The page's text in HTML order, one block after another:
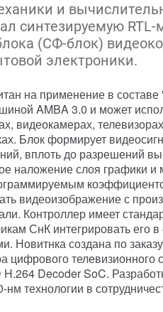
и
синтезируемую
(СФ-блок)
электроники.
на применение в составе
AMBA 3.0 и может
видеокамерах,
Блок формирует
вплоть до разрешений
наложение слоя графики
видеоизображение с
Контроллер имеет
СнК интегрировать его
Новитнка создана по
телевизионного
H.264 Decoder SoC.
нм технологии в